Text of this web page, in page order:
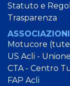
Statuto e
Trasparenza
ASSOCIAZIONI
Motucore
US Acli -
CTA - Centro
FAP Acli